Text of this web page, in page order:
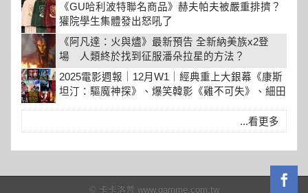
《GU哈利波特聯名商品》赫夫帕夫被嚴重排擠？
獾院學生集體發出怒吼了
《阿凡達：火與燼》最新預告 全新納美族x2登
場 人類終於找到征服潘朵拉星的方法？
2025電影週報｜12月W1｜經典重上大銀幕《康斯
坦汀：驅魔神探》、爆笑韓影《雞不可失》、細田
...看更多
© 卡卡洛普 www.gamme.com.tw